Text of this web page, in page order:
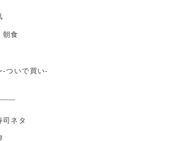
食
-ついで買い-
ネタ